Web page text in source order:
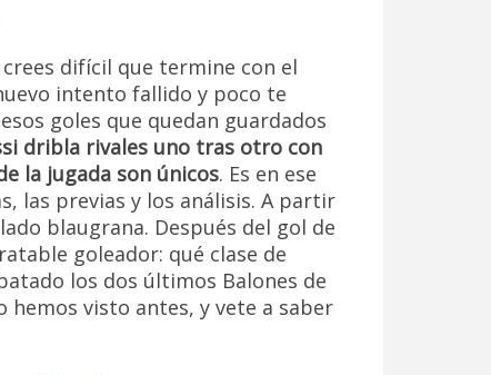
difícil que termine con el
intento fallido y poco te
goles que quedan guardados
dribla rivales uno tras otro con
la jugada son únicos. Es en ese
las previas y los análisis. A partir
blaugrana. Después del gol de
goleador: qué clase de
los dos últimos Balones de
visto antes, y vete a saber